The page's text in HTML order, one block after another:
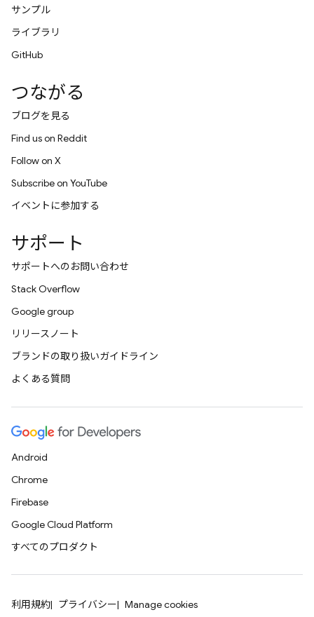
サンプル
ライブラリ
GitHub
つながる
ブログを見る
Find us on Reddit
Follow on X
Subscribe on YouTube
イベントに参加する
サポート
サポートへのお問い合わせ
Stack Overflow
Google group
リリースノート
ブランドの取り扱いガイドライン
よくある質問
Android
Chrome
Firebase
Google Cloud Platform
すべてのプロダクト
利用規約 プライバシー Manage cookies